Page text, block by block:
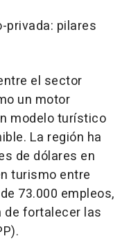
privada: pilares
el sector
un motor
modelo turístico
La región ha
de dólares en
turismo entre
73.000 empleos,
de fortalecer las